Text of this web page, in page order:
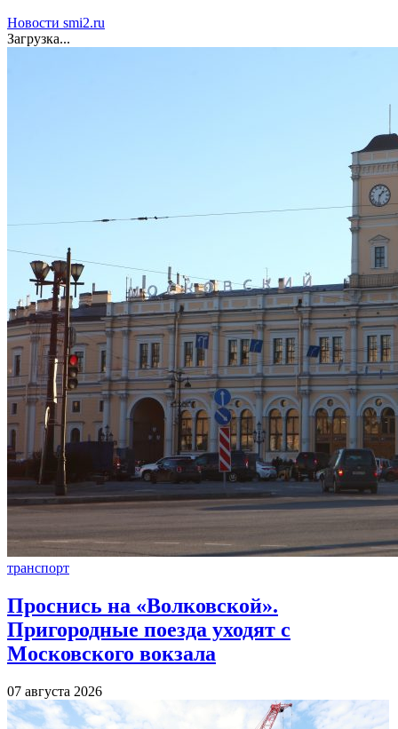
Новости smi2.ru
Загрузка...
транспорт
Проснись на «Волковской».
Пригородные поезда уходят с
Московского вокзала
07 августа 2026